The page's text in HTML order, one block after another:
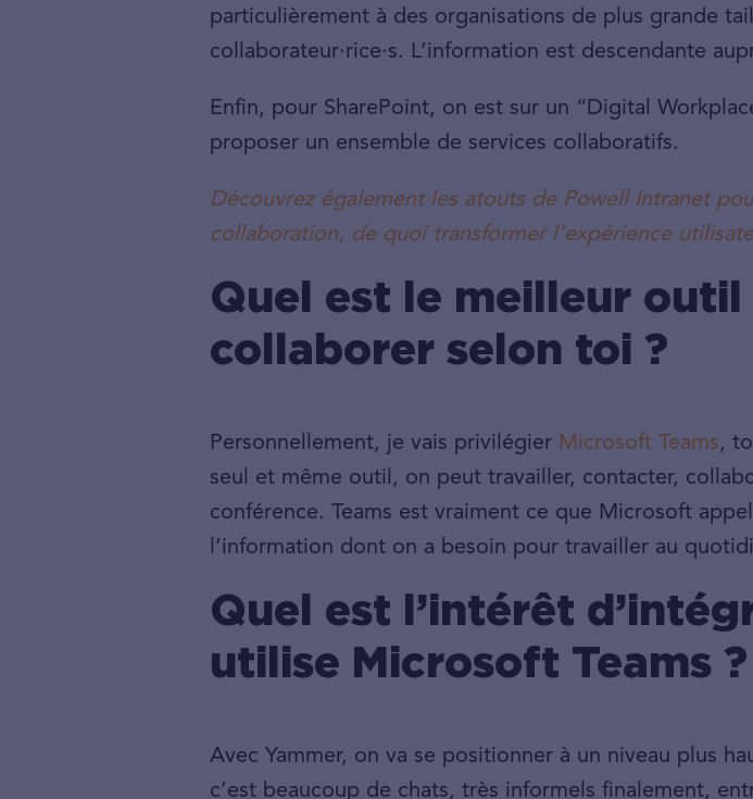
particulièrement à des organisations de plus grande
collaborateur·rice·s. L’information est descendante
Enfin, pour SharePoint, on est sur un “Digital
proposer un ensemble de services collaboratifs.
Découvrez également les atouts de Powell Intranet
collaboration, de quoi transformer l’expérience
Quel est le meilleur
collaborer selon toi ?
Personnellement, je vais privilégier Microsoft Teams,
seul et même outil, on peut travailler, contacter,
conférence. Teams est vraiment ce que Microsoft
l’information dont on a besoin pour travailler au
Quel est l’intérêt
utilise Microsoft Teams ?
Avec Yammer, on va se positionner à un niveau plus
c’est beaucoup de chats, très informels finalement,